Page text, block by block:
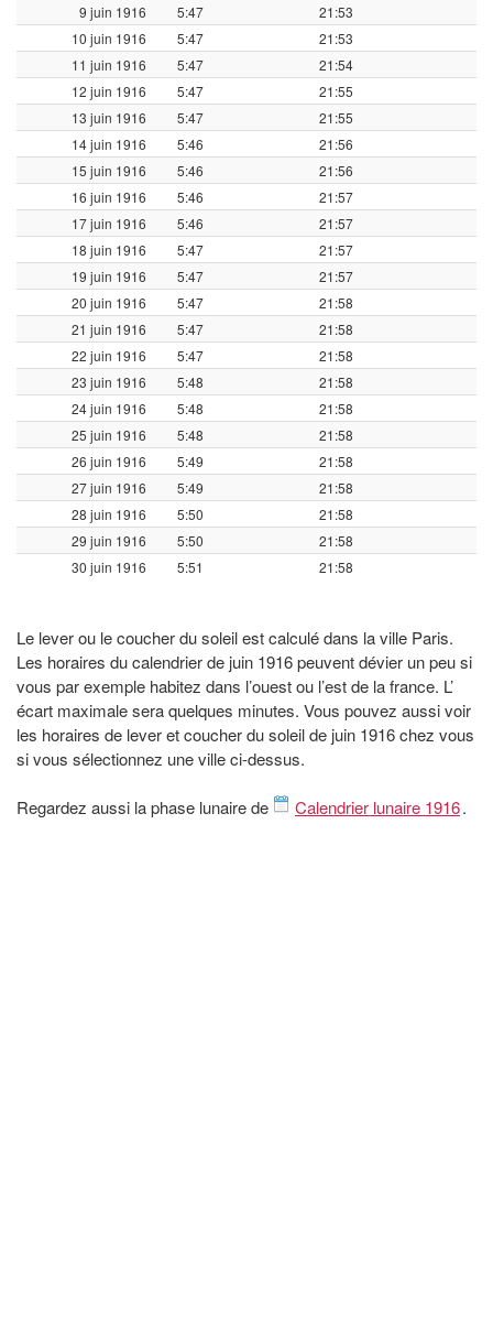
9 juin 1916 5:47
21:53
10 juin 1916
5:47
21:53
11 juin 1916
5:47
21:54
12 juin 1916
5:47
21:55
13 juin 1916
5:47
21:55
14 juin 1916
5:46
21:56
15 juin 1916
5:46
21:56
16 juin 1916
5:46
21:57
17 juin 1916
5:46
21:57
18 juin 1916
5:47
21:57
19 juin 1916
5:47
21:57
20 juin 1916
5:47
21:58
21 juin 1916
5:47
21:58
22 juin 1916
5:47
21:58
23 juin 1916
5:48
21:58
24 juin 1916
5:48
21:58
25 juin 1916
5:48
21:58
26 juin 1916
5:49
21:58
27 juin 1916
5:49
21:58
28 juin 1916
5:50
21:58
29 juin 1916
5:50
21:58
30 juin 1916
5:51 21:58
Le lever ou le coucher du soleil est calculé dans la ville Paris.
Les horaires du calendrier de juin 1916 peuvent dévier un peu si
vous par exemple habitez dans l’ouest ou l’est de la france. L’
écart maximale sera quelques minutes. Vous pouvez aussi voir
les horaires de lever et coucher du soleil de juin 1916 chez vous
si vous sélectionnez une ville ci-dessus.
Regardez aussi la phase lunaire de Calendrier lunaire 1916.